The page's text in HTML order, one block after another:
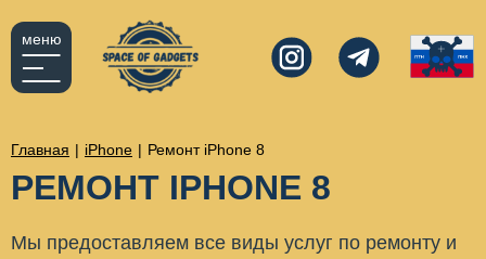
меню
Главная | iPhone | Ремонт iPhone 8
РЕМОНТ IPHONE 8
Мы предоставляем все виды услуг по ремонту и